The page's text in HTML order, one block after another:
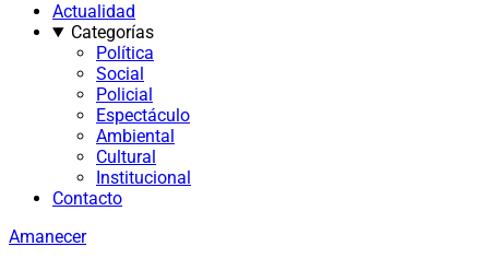
Actualidad
Categorías
Política
Social
Policial
Espectáculo
Ambiental
Cultural
Institucional
Contacto
Amanecer